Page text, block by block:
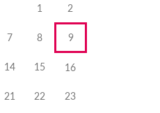
1 2
7 8 9
14 15 16
21 22 23